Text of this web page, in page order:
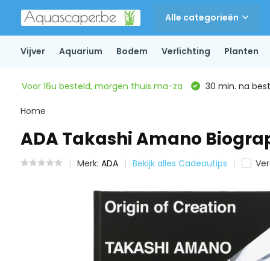
Alle categorieën
Vijver Aquarium Bodem Verlichting Planten
Voor 16u besteld, morgen thuis ma-za 30 min. na
Home
ADA Takashi Amano
Merk: ADA Bekijk alles Cadeautips